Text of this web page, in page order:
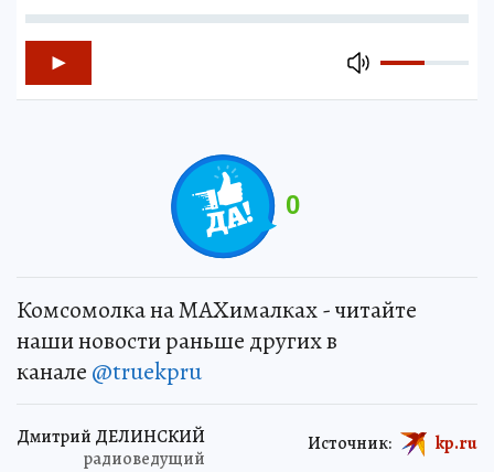
0
Комсомолка на MAXималках - читайте
наши новости раньше других в
канале @truekpru
Дмитрий ДЕЛИНСКИЙ
радиоведущий
Источник: kp.ru